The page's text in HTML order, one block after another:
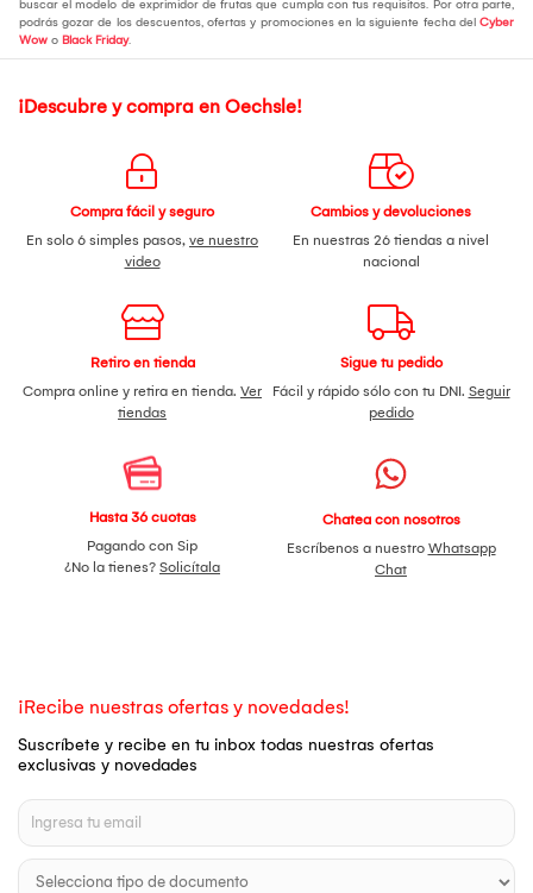
buscar el modelo de exprimidor de frutas que cumpla con tus requisitos. Por otra parte,
podrás gozar de los descuentos, ofertas y promociones en la siguiente fecha del Cyber
Wow o Black Friday.
¡Descubre y compra en Oechsle!
Compra fácil y seguro
En solo 6 simples pasos, ve nuestro
video
Cambios y devoluciones
En nuestras 26 tiendas a nivel
nacional
Retiro en tienda
Compra online y retira en tienda. Ver
tiendas
Sigue tu pedido
Fácil y rápido sólo con tu DNI. Seguir
pedido
Hasta 36 cuotas
Pagando con Sip
¿No la tienes? Solicítala
Chatea con nosotros
Escríbenos a nuestro Whatsapp
Chat
¡Recibe nuestras ofertas y novedades!
Suscríbete y recibe en tu inbox todas nuestras ofertas
exclusivas y novedades